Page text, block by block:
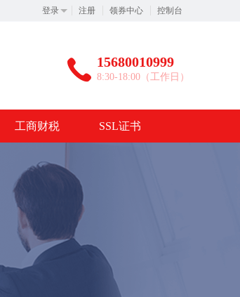
登录 注册 领券中心 控制台
15680010999
8:30-18:00（工作日）
工商财税 SSL证书